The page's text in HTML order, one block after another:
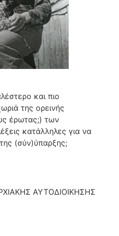
και πιο
της ορεινής
έρωτας;) των
κατάλληλες για να
(σύν)ύπαρξης;
ΑΥΤΟΔΙΟΙΚΗΣΗΣ